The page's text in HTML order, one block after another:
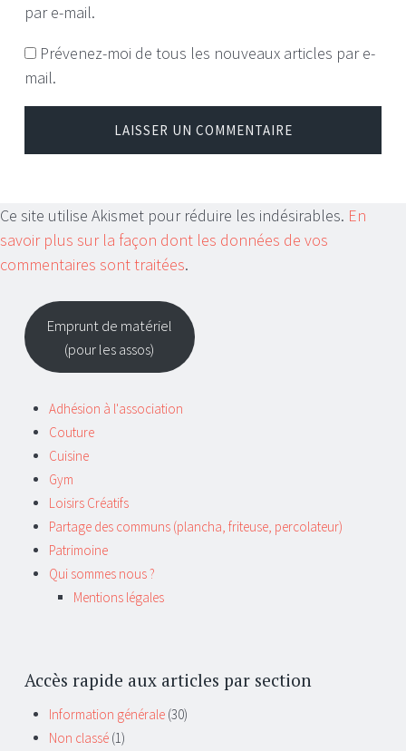
par e-mail.
Prévenez-moi de tous les nouveaux articles par e-
mail.
Ce site utilise Akismet pour réduire les indésirables. En
savoir plus sur la façon dont les données de vos
commentaires sont traitées.
Emprunt de matériel
(pour les assos)
Adhésion à l'association
Couture
Cuisine
Gym
Loisirs Créatifs
Partage des communs (plancha, friteuse, percolateur)
Patrimoine
Qui sommes nous ?
Mentions légales
Accès rapide aux articles par section
Information générale (30)
Non classé (1)